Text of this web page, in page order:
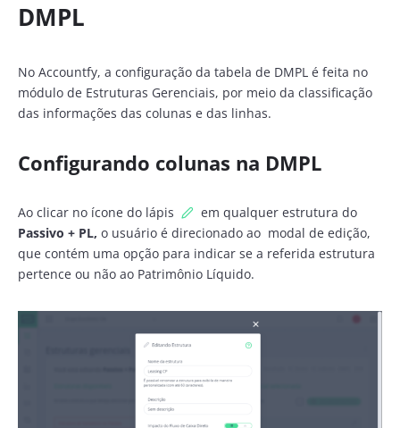
DMPL
No Accountfy, a configuração da tabela de DMPL é feita no
módulo de Estruturas Gerenciais, por meio da classificação
das informações das colunas e das linhas.
Configurando colunas na DMPL
Ao clicar no ícone do lápis
em qualquer estrutura do
Passivo + PL, o usuário é direcionado ao modal de edição,
que contém uma opção para indicar se a referida estrutura
pertence ou não ao Patrimônio Líquido.